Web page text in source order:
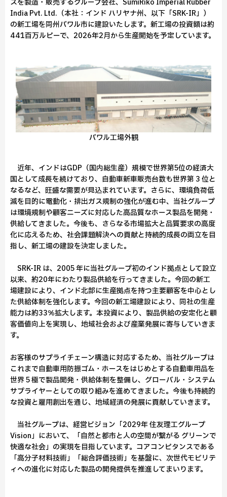
スを製造・販売するグループ会社、SumiRiko Imperial Rubber
India Pvt. Ltd.（本社：インド ハリヤナ州、以下「SRK-IR」）
の新工場を同州バワル市に建設いたします。新工場の投資額は約
441百万ルピーで、2026年2月から生産開始を予定しています。
バワル工場外観
近年、インドはGDP（国内総生産）規模で世界第5位の経済大
国として成長を続けており、自動車新車販売台数も世界第 3 位と
なるなど、旺盛な需要が見込まれています。さらに、環境負荷低
減を目的に電動化・排出ガス規制の強化が進む中、当社グループ
は環境規制や顧客ニーズに対応した高品質なホース製品を開発・
供給してきました。今後も、さらなる市場拡大と品質要求の高度
化に応えるため、社会課題解決への貢献と持続的成長の両立を目
指し、新工場の建設を決定しました。
SRK-IR は、2005 年に当社グループ初のインド拠点として設立
以来、約20年にわたり製品供給を行ってきました。今回の新工
場建設により、インド北部に生産拠点を持つ主要顧客を中心とし
た供給体制を強化します。今回の新工場建設により、同社の生産
能力は約33％拡大します。本投資により、製品供給の安定化と顧
客価値向上を実現し、地域社会および産業発展に寄与していきま
す。
お客様のサプライチェーン構造に対応するため、当社グループは
これまで自動車用防振ゴム・ホースをはじめとする自動車用品を
世界 5 極で製品開発・供給体制を整備し、グローバル・システム
サプライヤーとしての取り組みを進めてきました。今後も持続的
な投資と雇用創出を通じ、地域経済の発展に貢献していきます。
当社グループは、経営ビジョン「2029年 住友理工グループ
Vision」において、「自然と都市と人の空間が繋がる グリーンで
快適な社会」の実現を目指しています。コアコンピタンスである
「高分子材料技術」「総合評価技術」を基盤に、次世代モビリテ
ィへの進化に対応した製品の開発提供を推進してまいります。